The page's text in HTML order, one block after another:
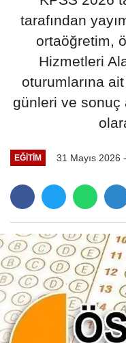
tarafından
ortaöğretim,
Hizmetleri
oturumlarına
günleri ve sonuç
EĞİTİM 31 Mayıs 2026